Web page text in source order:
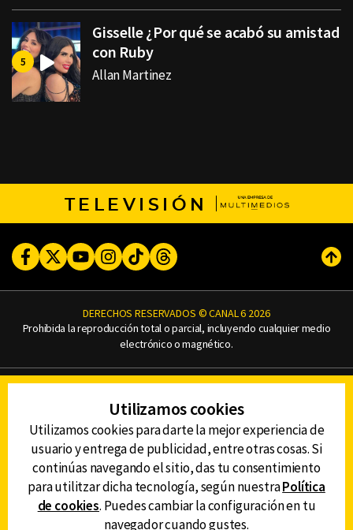
Gisselle ¿Por qué se acabó su amistad
con Ruby
Allan Martinez
TELEVISIÓN
FacebookTwitterYoutubeInstagram
TikTokThreads
DERECHOS RESERVADOS © CANAL 6 2026
Prohibida la reproducción total o parcial, incluyendo cualquier medio
electrónico o magnético.
AVISO DE PRIVACIDAD
AVISO LEGAL
DEFENSORÍA DE LAS AUDIENCIAS
DESCARGA LA APP DE CANAL 6
Utilizamos cookies
Utilizamos cookies para darte la mejor experiencia de
usuario y entrega de publicidad, entre otras cosas. Si
continúas navegando el sitio, das tu consentimiento
para utilitzar dicha tecnología, según nuestraPolítica
de cookies. Puedes cambiar la configuración en tu
navegador cuando gustes.